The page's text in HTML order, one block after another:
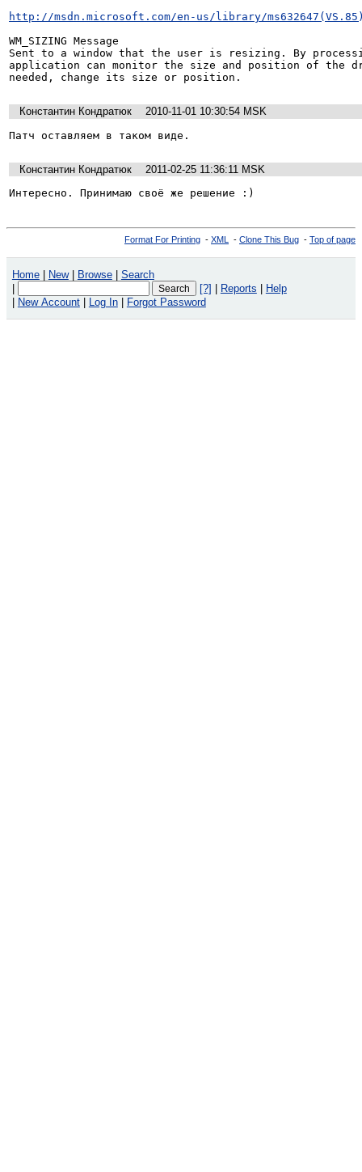
http://msdn.microsoft.com/en-us/library/
WM_SIZING Message
Sent to a window that the user is resizing. By
application can monitor the size and position of the
needed, change its size or position.
Константин Кондратюк
2010-11-01 10:30:54 MSK
Патч оставляем в таком виде.
Константин Кондратюк
2011-02-25 11:36:11 MSK
Интересно. Принимаю своё же решение :)
Format For Printing - XML - Clone This Bug - Top of page
Home New Browse
Search
[?] Reports
Help
New Account Log In Forgot Password